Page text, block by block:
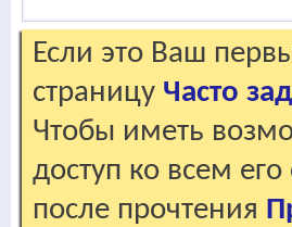
Если это Ваш
страницу Часто
Чтобы иметь
доступ ко всем
после прочтения